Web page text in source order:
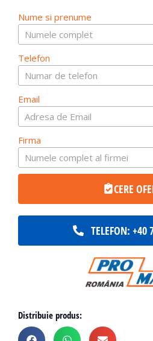
Nume si prenume
Telefon
Email
Firma
CERE
TELEFON: +40
Distribuie produs: